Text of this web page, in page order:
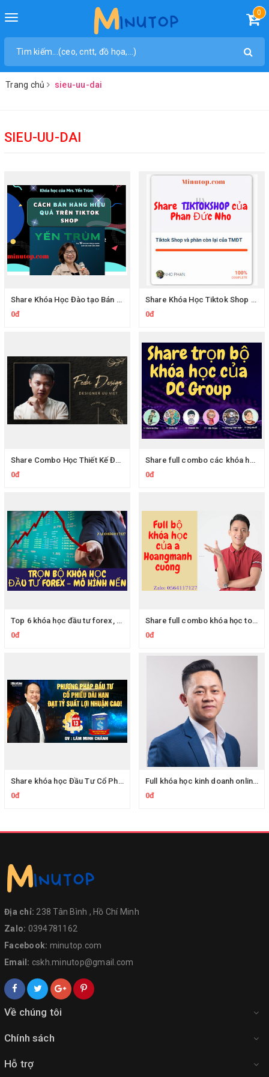
Toggle
0
Trang chủ sieu-uu-dai
SIEU-UU-DAI
Share Khóa Học Đào tạo Bán Hàng Tiktok Shop Của Yến Trùm DC UNI
0đ
Share Khóa Học Tiktok Shop và phần còn lại của TMĐT - Phan Đức Nho Kinhdoanh7ngay
0đ
Share Combo Học Thiết Kế Đồ Họa Của Fedu Thầy Việt - Designer siêu việt từ con số 0
0đ
Share full combo các khóa học của Dcgroup về facebook, tiktok, shopee, nguồn hàng, vận hành hệ thống,... trên DcUni
0đ
Top 6 khóa học đầu tư forex, đầu tư mô hình nến chất lượng tốt nhất hiện nay
0đ
Share full combo khóa học topmax.edu.vn - Share trọn bộ khóa học của Hoàng Mạnh Cường Shopee
0đ
Share khóa học Đầu Tư Cổ Phiếu Dài Hạn Đạt Tỷ Suất Lợi Nhuận Cao - Hướng dẫn đầu tư chứng khoán chuyên sâu thầy Lâm Minh Chánh
0đ
Full khóa học kinh doanh online của hoàng bá tẩu - hoangbatau.com
0đ
Địa chỉ: 238 Tân Bình , Hồ Chí Minh
Zalo: 0394781162
Facebook: minutop.com
Email: cskh.minutop@gmail.com
Về chúng tôi
Chính sách
Hỗ trợ